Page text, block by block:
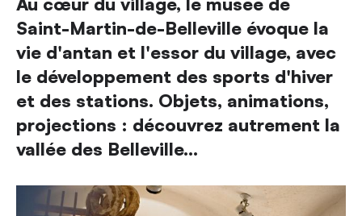
Saint-Martin-de-Belleville évoque la
vie d'antan et l'essor du village, avec
le développement des sports d'hiver
et des stations. Objets, animations,
projections : découvrez autrement la
vallée des Belleville...